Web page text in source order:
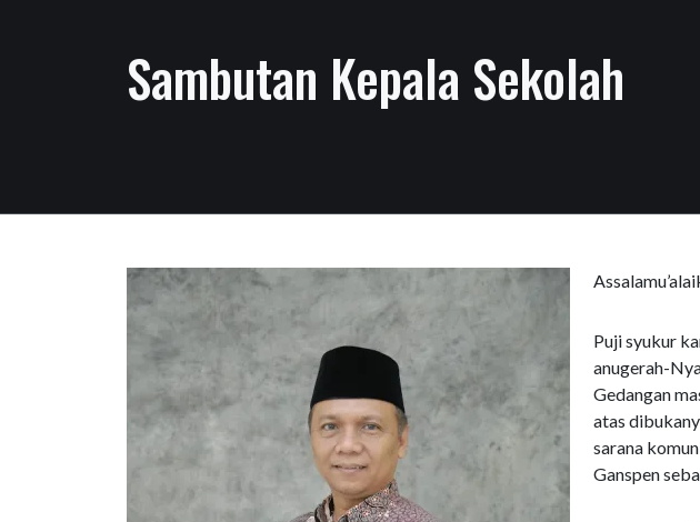
Sambutan Kepala Sekolah
Puji syukur
anugerah-
Gedangan
atas
sarana
Ganspen